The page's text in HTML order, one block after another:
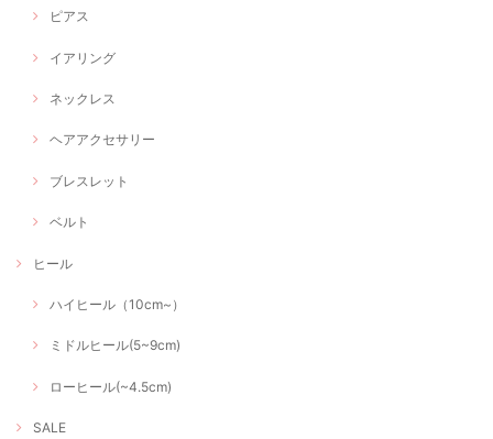
ピアス
イアリング
ネックレス
ヘアアクセサリー
ブレスレット
ベルト
ヒール
ハイヒール（10cm~）
ミドルヒール(5~9cm)
ローヒール(~4.5cm)
SALE